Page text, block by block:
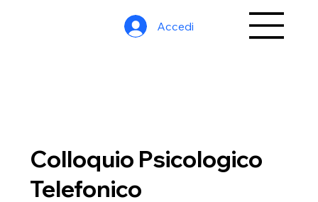
Accedi
Colloquio Psicologico
Telefonico